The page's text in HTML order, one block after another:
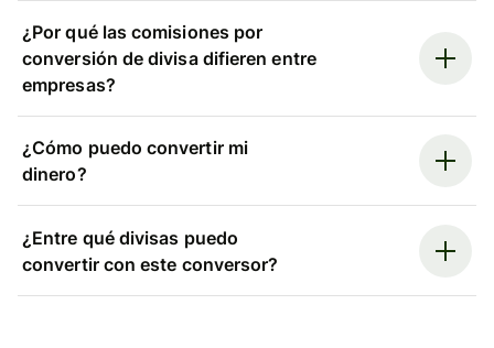
¿Por qué las comisiones por
conversión de divisa difieren entre
empresas?
¿Cómo puedo convertir mi
dinero?
¿Entre qué divisas puedo
convertir con este conversor?